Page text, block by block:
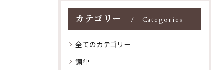
カテゴリー Categories
全てのカテゴリー
調律